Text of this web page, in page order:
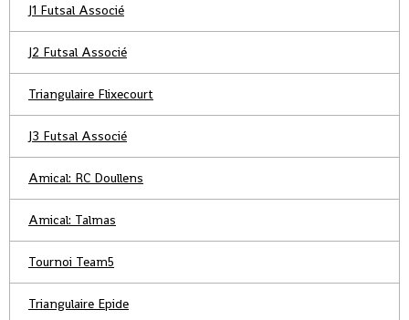
J1 Futsal Associé
J2 Futsal Associé
Triangulaire Flixecourt
J3 Futsal Associé
Amical: RC Doullens
Amical: Talmas
Tournoi Team5
Triangulaire Epide